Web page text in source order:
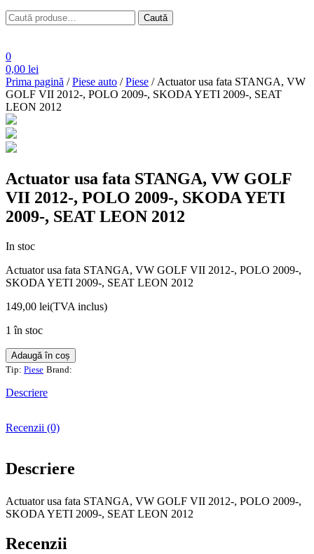
Caută
după:
Caută
0
0,00 lei
Prima pagină /Piese auto /Piese / Actuator usa fata STANGA, VW
GOLF VII 2012-, POLO 2009-, SKODA YETI 2009-, SEAT
LEON 2012
Actuator usa fata STANGA, VW GOLF
VII 2012-, POLO 2009-, SKODA YETI
2009-, SEAT LEON 2012
In stoc
Actuator usa fata STANGA, VW GOLF VII 2012-, POLO 2009-,
SKODA YETI 2009-, SEAT LEON 2012
149,00 lei(TVA inclus)
1 în stoc
Cantitate
Actuator
usa
fata
GOLF
POLO
YETI
2009-,
LEON
Adaugă în coș
Tip: Piese Brand:
Descriere
Recenzii (0)
Descriere
Actuator usa fata STANGA, VW GOLF VII 2012-, POLO 2009-,
SKODA YETI 2009-, SEAT LEON 2012
Recenzii